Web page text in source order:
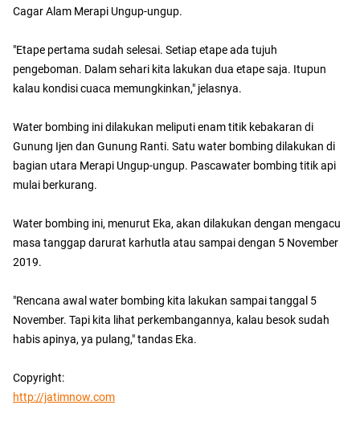
Cagar Alam Merapi Ungup-ungup.
"Etape pertama sudah selesai. Setiap etape ada tujuh
pengeboman. Dalam sehari kita lakukan dua etape saja. Itupun
kalau kondisi cuaca memungkinkan," jelasnya.
Water bombing ini dilakukan meliputi enam titik kebakaran di
Gunung Ijen dan Gunung Ranti. Satu water bombing dilakukan di
bagian utara Merapi Ungup-ungup. Pascawater bombing titik api
mulai berkurang.
Water bombing ini, menurut Eka, akan dilakukan dengan mengacu
masa tanggap darurat karhutla atau sampai dengan 5 November
2019.
"Rencana awal water bombing kita lakukan sampai tanggal 5
November. Tapi kita lihat perkembangannya, kalau besok sudah
habis apinya, ya pulang," tandas Eka.
Copyright:
http://jatimnow.com